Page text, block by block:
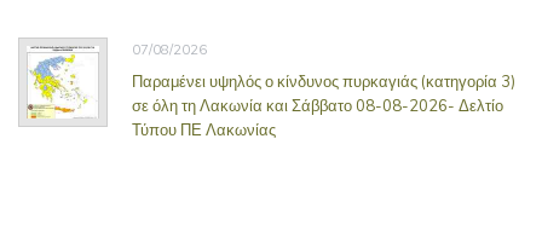
07/08/2026
Παραμένει υψηλός ο κίνδυνος πυρκαγιάς (κατηγορία 3)
σε όλη τη Λακωνία και Σάββατο 08-08-2026- Δελτίο
Τύπου ΠΕ Λακωνίας